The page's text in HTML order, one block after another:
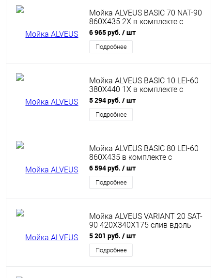
Мойка ALVEUS BASIC 70 NAT-90
860X435 2X в комплекте с
сифоном 1071240
6 965 руб. / шт
Подробнее
Мойка ALVEUS BASIC 10 LEI-60
380X440 1X в комплекте с
сифоном 1011717
5 294 руб. / шт
Подробнее
Мойка ALVEUS BASIC 80 LEI-60
860X435 в комплекте с
сифоном 1071237
6 594 руб. / шт
Подробнее
Мойка ALVEUS VARIANT 20 SAT-
90 420X340X175 слив вдоль
длинной стороны в комп. с
сифоном 1102384
5 201 руб. / шт
Подробнее